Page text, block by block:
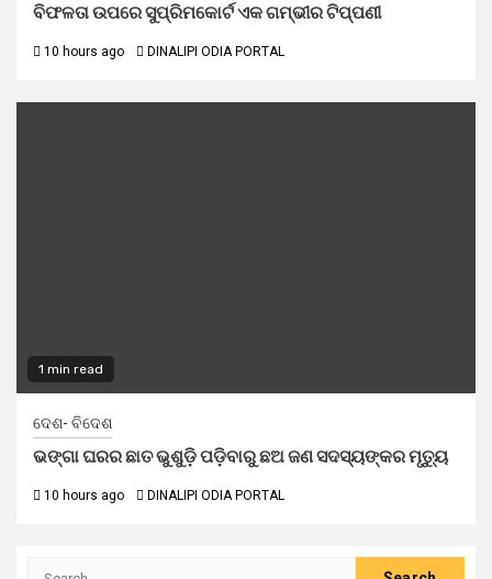
ବିଫଳତା ଉପରେ ସୁପ୍ରିମକୋର୍ଟ ଏକ ଗମ୍ଭୀର ଟିପ୍ପଣୀ
10 hours ago DINALIPI ODIA PORTAL
1 min read
ଦେଶ- ବିଦେଶ
ଭଙ୍ଗା ଘରର ଛାତ ଭୁଶୁଡ଼ି ପଡ଼ିବାରୁ ଛଅ ଜଣ ସଦସ୍ୟଙ୍କର ମୃତ୍ୟୁ
10 hours ago DINALIPI ODIA PORTAL